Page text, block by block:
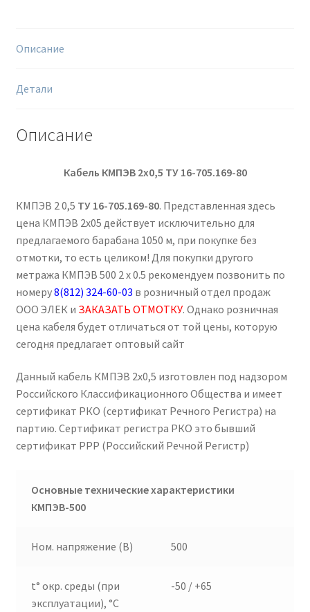
Описание
Детали
Описание
Кабель КМПЭВ 2х0,5 ТУ 16-705.169-80
КМПЭВ 2 0,5 ТУ 16-705.169-80. Представленная здесь
цена КМПЭВ 2х05 действует исключительно для
предлагаемого барабана 1050 м, при покупке без
отмотки, то есть целиком! Для покупки другого
метража КМПЭВ 500 2 х 0.5 рекомендуем позвонить по
номеру8(812) 324-60-03 в розничный отдел продаж
ООО ЭЛЕК и ЗАКАЗАТЬ ОТМОТКУ. Однако розничная
цена кабеля будет отличаться от той цены, которую
сегодня предлагает оптовый сайт
Данный кабель КМПЭВ 2х0,5 изготовлен под надзором
Российского Классификационного Общества и имеет
сертификат РКО (сертификат Речного Регистра) на
партию. Сертификат регистра РКО это бывший
сертификат РРР (Российский Речной Регистр)
Основные технические характеристики
КМПЭВ-500
Ном. напряжение (В) 500
t° окр. среды (при
эксплуатации), °C
-50 / +65